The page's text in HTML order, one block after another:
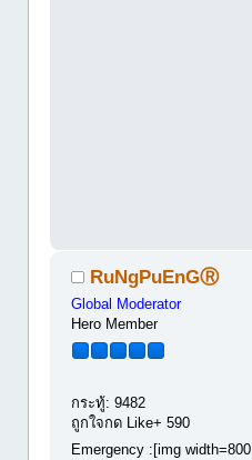
RuNgPuEnGⓇ
Global Moderator
Hero Member
กระทู้: 9482
ถูกใจกด Like+ 590
Emergency :[img width=800